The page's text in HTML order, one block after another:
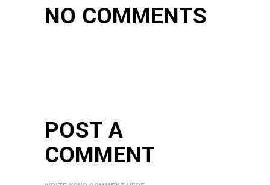
NO COMMENTS
POST A
COMMENT